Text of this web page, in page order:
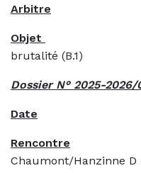
Arbitre :
Objet
:
brutalité (B.1)
Dossier N° 2025-2026/
Date : 07/
Rencontre :
Chaumont/Hanzinne D